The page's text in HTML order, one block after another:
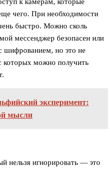
чего. При необходимости
быстро. Можно сколь
мессенджер безопасен или
шифрованием, но это не
которых можно получить
эксперимент:
мысли
нельзя игнорировать — это